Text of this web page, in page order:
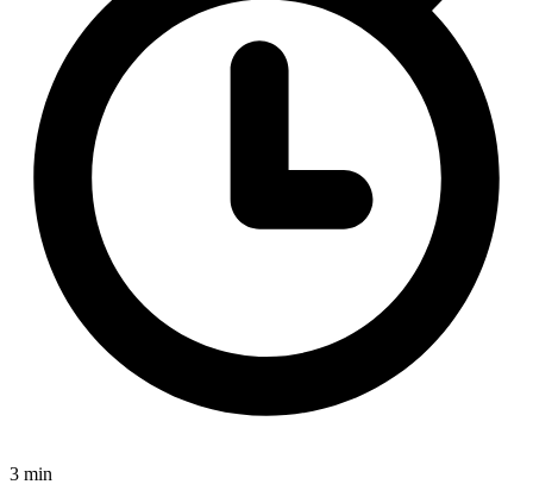
3 min